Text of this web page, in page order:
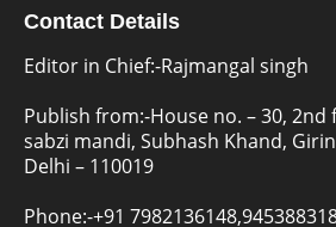
Contact Details
Editor in Chief:-Rajmangal singh
Publish from:-House no. – 30,
sabzi mandi, Subhash Khand,
Delhi – 110019
Phone:-+91